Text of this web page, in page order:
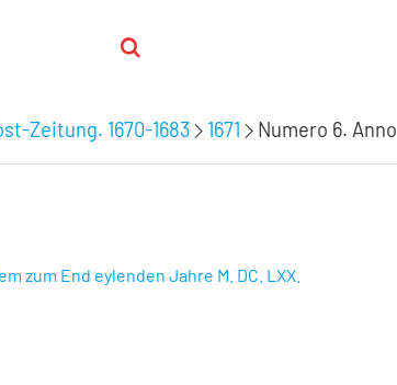
Zeitung. 1670-1683 1671 Numero 6. Anno
zum End eylenden Jahre M. DC. LXX.